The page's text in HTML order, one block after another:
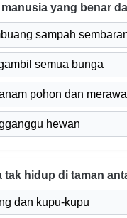
yang benar
sampah
semua bunga
pohon dan
hewan
tak hidup di taman
dan kupu-kupu